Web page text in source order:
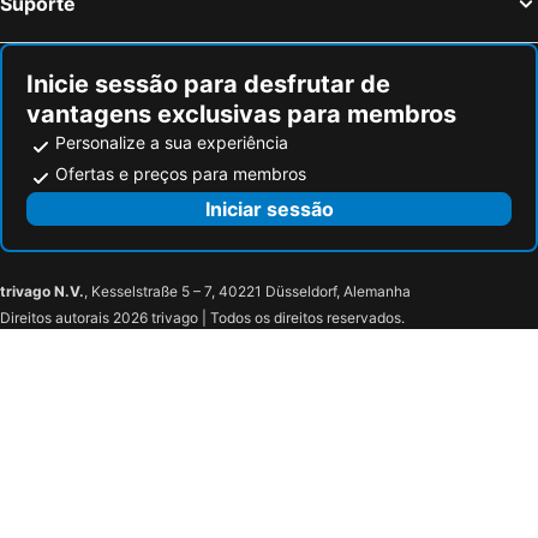
Inicie sessão para desfrutar de
vantagens exclusivas para membros
Personalize a sua experiência
Ofertas e preços para membros
Iniciar sessão
trivago N.V., Kesselstraße 5 – 7, 40221 Düsseldorf, Alemanha
Direitos autorais 2026 trivago | Todos os direitos reservados.